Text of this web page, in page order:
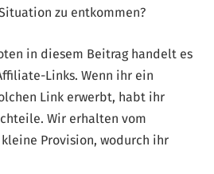
zu entkommen?
in diesem Beitrag handelt es
Links. Wenn ihr ein
Link erwerbt, habt ihr
Wir erhalten vom
Provision, wodurch ihr